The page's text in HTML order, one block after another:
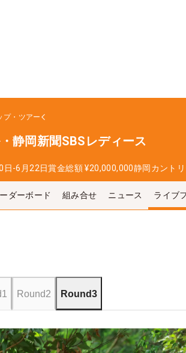
プ・ツアー
静岡新聞SBSレディース
日-6月22日賞金総額 ¥20,000,000静岡カント
ダーボード 組み合せ ニュース ライブ
Round2 Round3